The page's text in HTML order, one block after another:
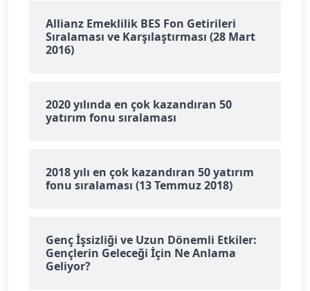
Allianz Emeklilik BES Fon Getirileri
Sıralaması ve Karşılaştırması (28 Mart
2016)
2020 yılında en çok kazandıran 50
yatırım fonu sıralaması
2018 yılı en çok kazandıran 50 yatırım
fonu sıralaması (13 Temmuz 2018)
Genç İşsizliği ve Uzun Dönemli Etkiler:
Gençlerin Geleceği İçin Ne Anlama
Geliyor?